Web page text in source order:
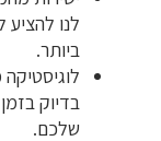
לנו
ביותר.
בדיוק
שלכם.